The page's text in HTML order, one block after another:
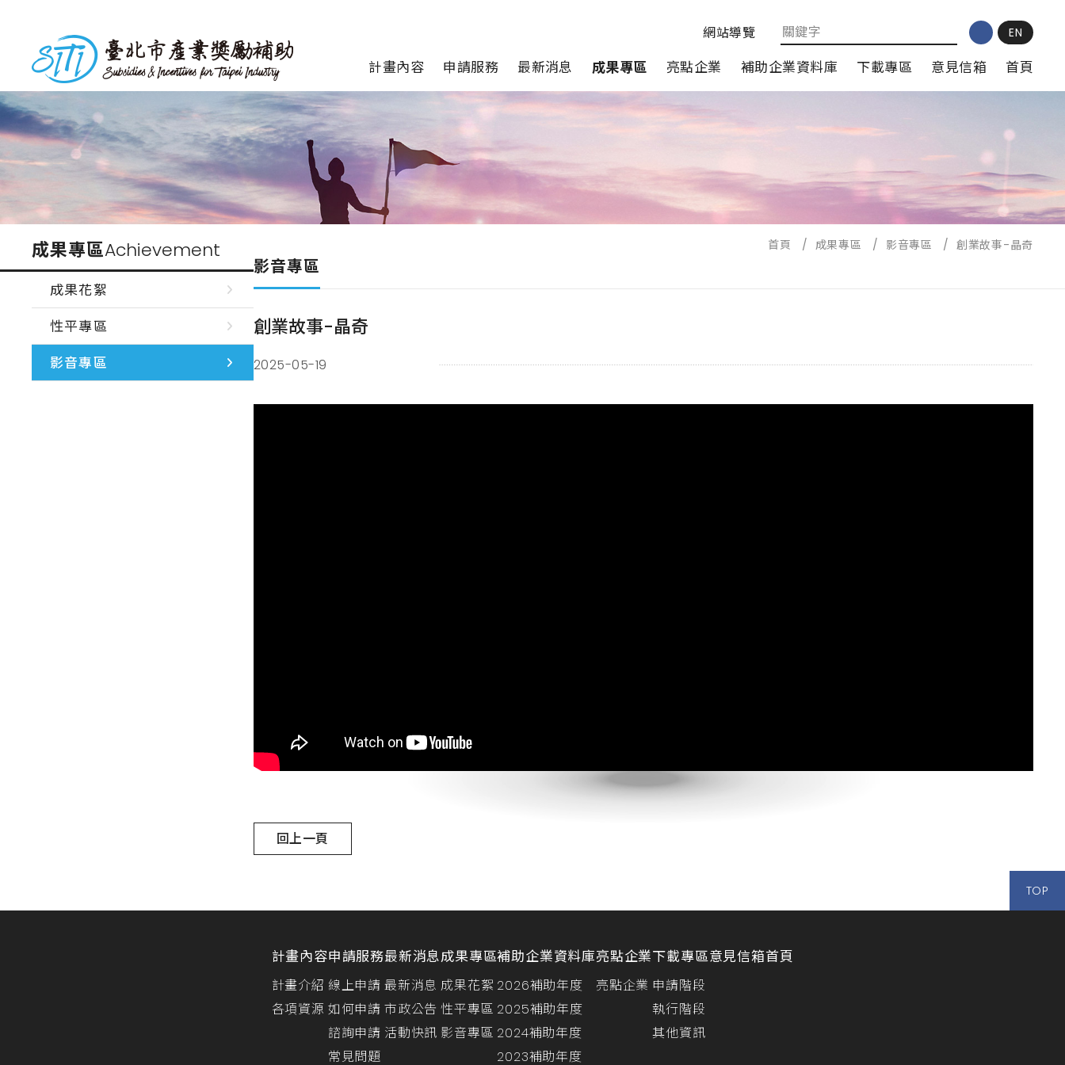
內
容
台北市產業獎勵補助
網站導覽 EN
計畫內容 申請服務 最新消息 成果專區 亮點企業 補助企業資料庫 下載專區 意見信箱 首頁
成果專區Achievement
成果花絮
性平專區
影音專區
首頁 / 成果專區 / 影音專區 / 創業故事-晶奇
影音專區
創業故事-晶奇
2025-05-19
回上一頁
TOP
計畫內容
計畫介紹
各項資源
申請服務
線上申請
如何申請
諮詢申請
常見問題
最新消息
最新消息
市政公告
活動快訊
成果專區
成果花絮
性平專區
影音專區
補助企業資料庫
2026補助年度
2025補助年度
2024補助年度
2023補助年度
亮點企業
亮點企業
下載專區
申請階段
執行階段
其他資訊
意見信箱首頁